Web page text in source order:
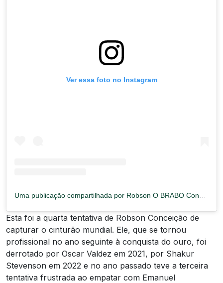
Ver essa foto no Instagram
Esta foi a quarta tentativa de Robson Conceição de
capturar o cinturão mundial. Ele, que se tornou
profissional no ano seguinte à conquista do ouro, foi
derrotado por Oscar Valdez em 2021, por Shakur
Stevenson em 2022 e no ano passado teve a terceira
tentativa frustrada ao empatar com Emanuel